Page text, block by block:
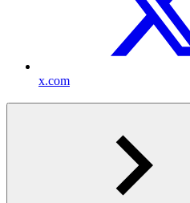
x.com